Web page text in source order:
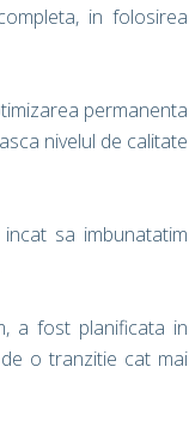
in folosirea
permanenta
nivelul de calitate
sa imbunatatim
a fost planificata in
o tranzitie cat mai